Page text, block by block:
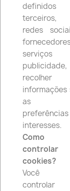
terceiros,
redes
recolher
informações
as
interesses.
Como
cookies?
Você
controlar